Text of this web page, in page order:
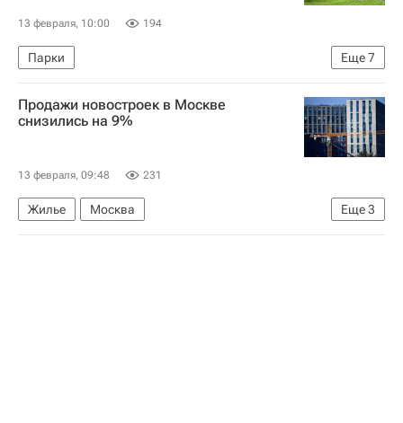
13 февраля, 10:00 194
Еще7
Парки
Москва Сегодня: мегаполис для жизни
Москва
Городское хозяйство Москвы
Город: детали – РИА Недвижимость
Благоустройство
Продажи новостроек в Москве
снизились на 9%
13 февраля, 09:48 231
Еще3
Жилье
Москва
Федеральная служба государственной регистрации, кадастра и картографии (Росреестр)